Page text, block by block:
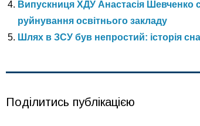
Випускниця ХДУ Анастасія Шевченко
руйнування освітнього закладу
Шлях в ЗСУ був непростий: історія
Поділитись публікацією